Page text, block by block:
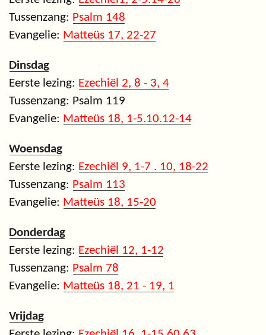
Tussenzang: Psalm 148
Evangelie: Matteüs 17, 22-27
Dinsdag
Eerste lezing: Ezechiël 2, 8 - 3, 4
Tussenzang: Psalm 119
Evangelie: Matteüs 18, 1-5.10.12-14
Woensdag
Eerste lezing: Ezechiël 9, 1-7 . 10, 18-22
Tussenzang: Psalm 113
Evangelie: Matteüs 18, 15-20
Donderdag
Eerste lezing: Ezechiël 12, 1-12
Tussenzang: Psalm 78
Evangelie: Matteüs 18, 21 - 19, 1
Vrijdag